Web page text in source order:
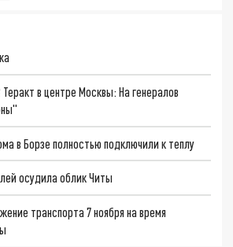
в центре Москвы: На генералов
в Борзе полностью подключили к теплу
осудила облик Читы
транспорта 7 ноября на время